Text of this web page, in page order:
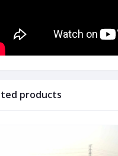
products